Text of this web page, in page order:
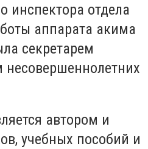
инспектора отдела
аппарата акима
секретарем
автором и
учебных пособий и